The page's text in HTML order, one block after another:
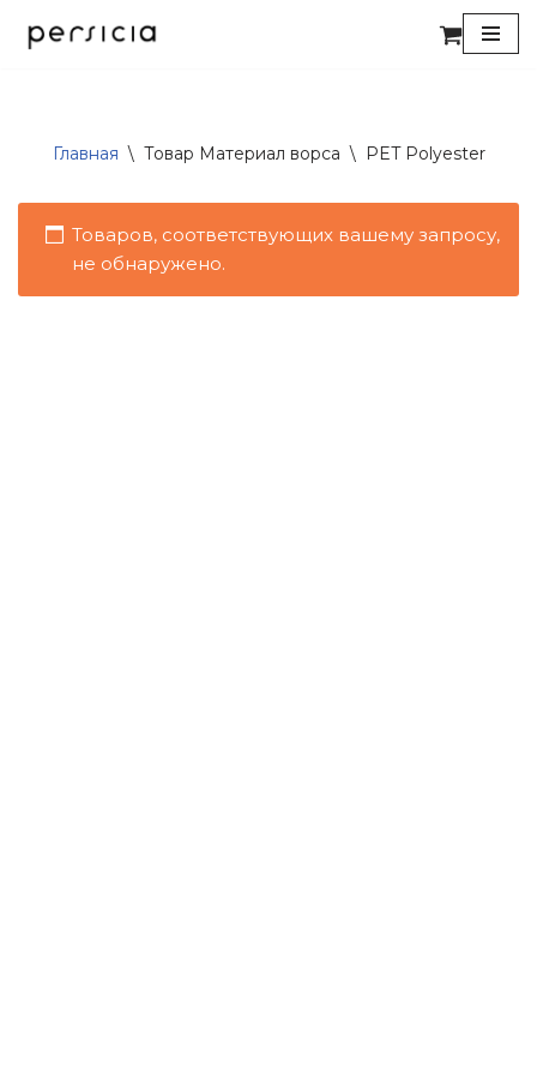
Главная \ Товар Материал ворса \ PET Polyester
Товаров, соответствующих вашему запросу,
не обнаружено.